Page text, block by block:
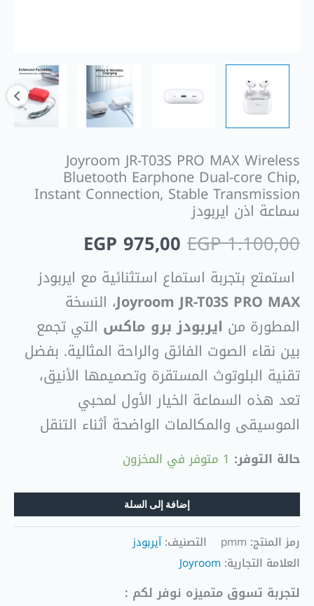
Joyroom JR-T03S PRO MAX Wireless
Bluetooth Earphone Dual-core Chip,
Instant Connection, Stable Transmission
سماعة اذن ايربودز
EGP1.100,00
EGP 975,00
استمتع بتجربة استماع استثنائية مع ايربودز
Joyroom JR-T03S PRO MAX، النسخة
المطورة من ايربودز برو ماكس التي تجمع
بين نقاء الصوت الفائق والراحة المثالية. بفضل
تقنية البلوتوث المستقرة وتصميمها الأنيق،
تعد هذه السماعة الخيار الأول لمحبي
الموسيقى والمكالمات الواضحة أثناء التنقل
حالة التوفر: 1 متوفر في المخزون
Transmission
سماعة
ايربودز
إضافة إلى السلة
رمز المنتج: pmm التصنيف:آيربودز
العلامة التجارية: Joyroom
لتجربة تسوق متميزه نوفر لكم :